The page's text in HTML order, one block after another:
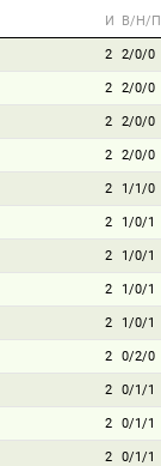
И В/Н/П
2 2/0/0
2 2/0/0
2 2/0/0
2 2/0/0
2 1/1/0
2 1/0/1
2 1/0/1
2 1/0/1
2 1/0/1
2 0/2/0
2 0/1/1
2 0/1/1
2 0/1/1